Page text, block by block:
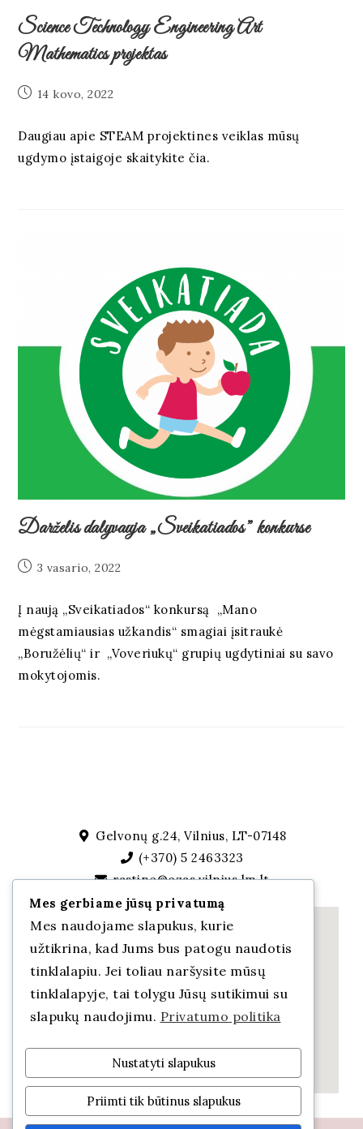
Science Technology Engineering Art
Mathematics projektas
14 kovo, 2022
Daugiau apie STEAM projektines veiklas mūsų
ugdymo įstaigoje skaitykite čia.
Darželis dalyvauja „Sveikatiados” konkurse
3 vasario, 2022
Į naują „Sveikatiados“ konkursą „Mano
mėgstamiausias užkandis“ smagiai įsitraukė
„Boružėlių“ ir „Voveriukų“ grupių ugdytiniai su savo
mokytojomis.
Gelvonų g.24, Vilnius, LT-07148
(+370) 5 2463323
rastine@ozas.vilnius.lm.lt
Mes gerbiame jūsų privatumą
Mes naudojame slapukus, kurie
užtikrina, kad Jums bus patogu naudotis
tinklalapiu. Jei toliau naršysite mūsų
tinklalapyje, tai tolygu Jūsų sutikimui su
slapukų naudojimu. Privatumo politika
Nustatyti slapukus
Priimti tik būtinus slapukus